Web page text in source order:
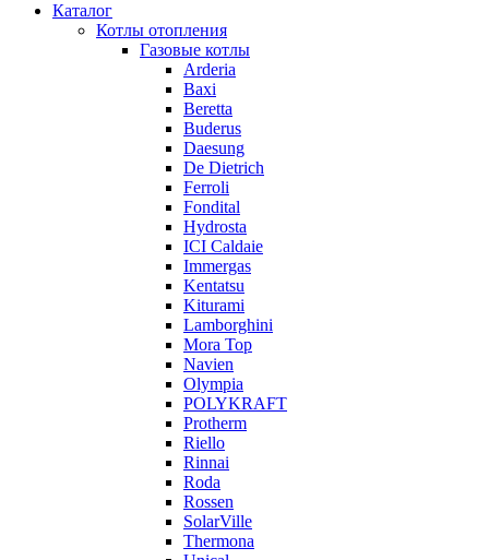
Каталог
Котлы отопления
Газовые котлы
Arderia
Baxi
Beretta
Buderus
Daesung
De Dietrich
Ferroli
Fondital
Hydrosta
ICI Caldaie
Immergas
Kentatsu
Kiturami
Lamborghini
Mora Top
Navien
Olympia
POLYKRAFT
Protherm
Riello
Rinnai
Roda
Rossen
SolarVille
Thermona